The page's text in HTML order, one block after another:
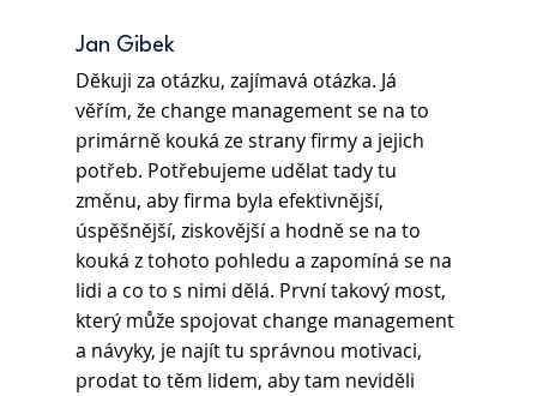
Jan Gibek
Děkuji za otázku, zajímavá otázka. Já
věřím, že change management se na to
primárně kouká ze strany firmy a jejich
potřeb. Potřebujeme udělat tady tu
změnu, aby firma byla efektivnější,
úspěšnější, ziskovější a hodně se na to
kouká z tohoto pohledu a zapomíná se na
lidi a co to s nimi dělá. První takový most,
který může spojovat change management
a návyky, je najít tu správnou motivaci,
prodat to těm lidem, aby tam neviděli